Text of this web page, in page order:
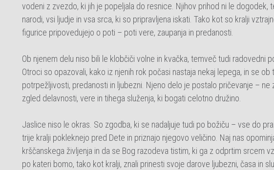
vodeni z zvezdo, ki jih je popeljala do resnice. Njihov prihod ni le dogodek,
narodi, vsi ljudje in vsa srca, ki so pripravljena iskati. Tako kot so kralji
figurice pripovedujejo o poti – poti vere, zaupanja in predanosti.
Ob njenem delu niso bili le klobčiči volne in kvačka, temveč tudi radovedni
Otroci so opazovali, kako iz njenih rok počasi nastaja nekaj lepega, in se
potrpežljivosti, predanosti in ljubezni. Njeno delo je postalo pričevanje – ne
zgled delavnosti, vere in tihega služenja, ki bogati celotno družino.
Jaslice niso le okras. So zgodba, ki se nadaljuje tudi po božiču – vse do
trije kralji pokleknejo pred Dete in priznajo njegovo veličino. Naj nas
krščanskega življenja in da se Bog razodeva tistim, ki ga z odprtim srcem
po kateri bomo, tako kot kralji, znali prinesti svoje darove ljubezni, časa in